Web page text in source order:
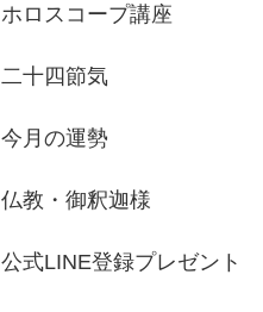
ホロスコープ講座
二十四節気
今月の運勢
仏教・御釈迦様
公式LINE登録プレゼント